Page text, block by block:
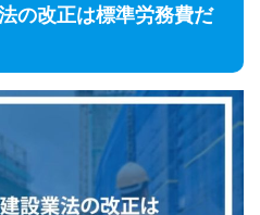
の改正は標準労務費だ